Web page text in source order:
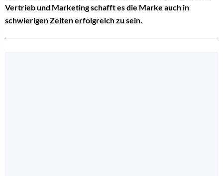
Vertrieb und Marketing schafft es die Marke auch in
schwierigen Zeiten erfolgreich zu sein.